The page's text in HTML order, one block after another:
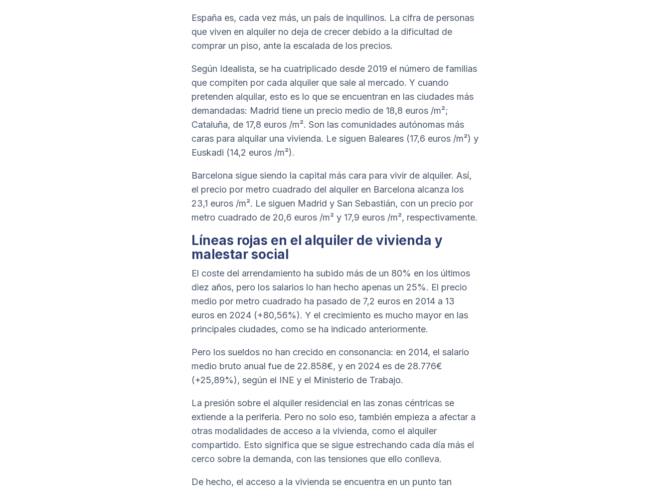
España es, cada vez más, un país de inquilinos. La cifra de personas
que viven en alquiler no deja de crecer debido a la dificultad de
comprar un piso, ante la escalada de los precios.
Según Idealista, se ha cuatriplicado desde 2019 el número de familias
que compiten por cada alquiler que sale al mercado. Y cuando
pretenden alquilar, esto es lo que se encuentran en las ciudades más
demandadas: Madrid tiene un precio medio de 18,8 euros /m²;
Cataluña, de 17,8 euros /m². Son las comunidades autónomas más
caras para alquilar una vivienda. Le siguen Baleares (17,6 euros /m²) y
Euskadi (14,2 euros /m²).
Barcelona sigue siendo la capital más cara para vivir de alquiler. Así,
el precio por metro cuadrado del alquiler en Barcelona alcanza los
23,1 euros /m². Le siguen Madrid y San Sebastián, con un precio por
metro cuadrado de 20,6 euros /m² y 17,9 euros /m², respectivamente.
Líneas rojas en el alquiler de vivienda y
malestar social
El coste del arrendamiento ha subido más de un 80% en los últimos
diez años, pero los salarios lo han hecho apenas un 25%. El precio
medio por metro cuadrado ha pasado de 7,2 euros en 2014 a 13
euros en 2024 (+80,56%). Y el crecimiento es mucho mayor en las
principales ciudades, como se ha indicado anteriormente.
Pero los sueldos no han crecido en consonancia: en 2014, el salario
medio bruto anual fue de 22.858€, y en 2024 es de 28.776€
(+25,89%), según el INE y el Ministerio de Trabajo.
La presión sobre el alquiler residencial en las zonas céntricas se
extiende a la periferia. Pero no solo eso, también empieza a afectar a
otras modalidades de acceso a la vivienda, como el alquiler
compartido. Esto significa que se sigue estrechando cada día más el
cerco sobre la demanda, con las tensiones que ello conlleva.
De hecho, el acceso a la vivienda se encuentra en un punto tan